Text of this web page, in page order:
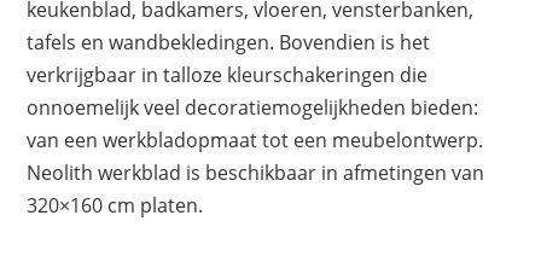
keukenblad, badkamers, vloeren, vensterbanken,
tafels en wandbekledingen. Bovendien is het
verkrijgbaar in talloze kleurschakeringen die
onnoemelijk veel decoratiemogelijkheden bieden:
van een werkbladopmaat tot een meubelontwerp.
Neolith werkblad is beschikbaar in afmetingen van
320×160 cm platen.